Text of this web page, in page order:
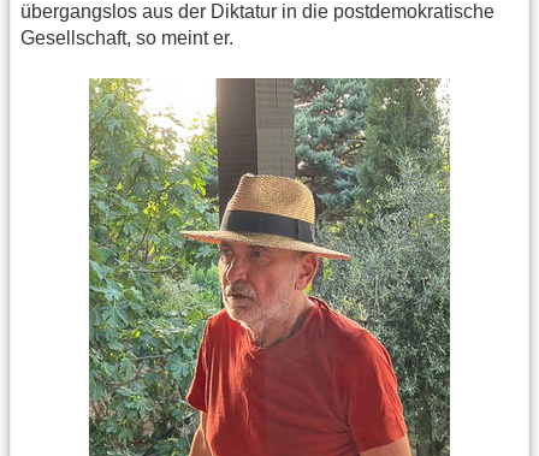
übergangslos aus der Diktatur in die postdemokratische
Gesellschaft, so meint er.